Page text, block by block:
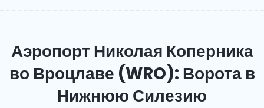
Аэропорт Николая Коперника
во Вроцлаве (WRO): Ворота в
Нижнюю Силезию